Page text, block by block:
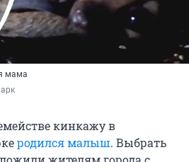
мама
кинкажу в
родился малыш. Выбрать